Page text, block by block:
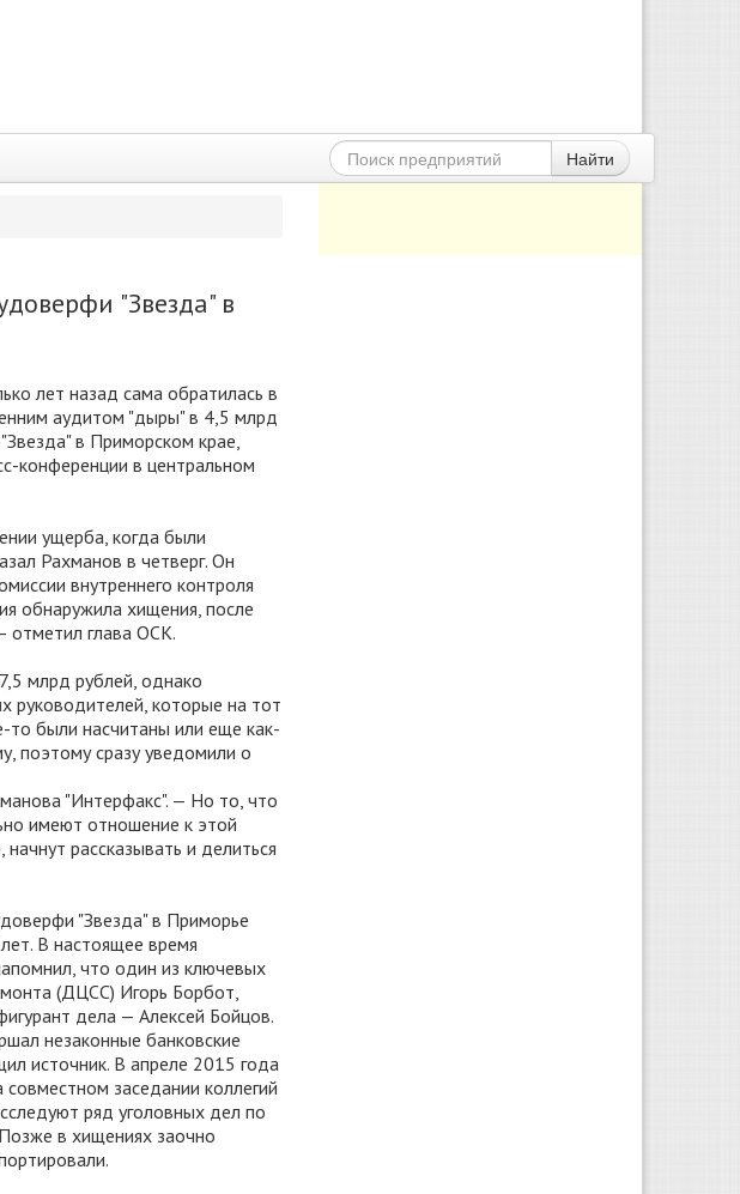
Найти
"Звезда" в
лет назад сама обратилась в
аудитом "дыры" в 4,5 млрд
в Приморском крае,
конференции в центральном
ущерба, когда были
Рахманов в четверг. Он
внутреннего контроля
обнаружила хищения, после
отметил глава ОСК.
млрд рублей, однако
руководителей, которые на тот
были насчитаны или еще как-
поэтому сразу уведомили о
"Интерфакс". — Но то, что
имеют отношение к этой
рассказывать и делиться
"Звезда" в Приморье
В настоящее время
что один из ключевых
(ДЦСС) Игорь Борбот,
дела — Алексей Бойцов.
незаконные банковские
источник. В апреле 2015 года
заседании коллегий
ряд уголовных дел по
в хищениях заочно